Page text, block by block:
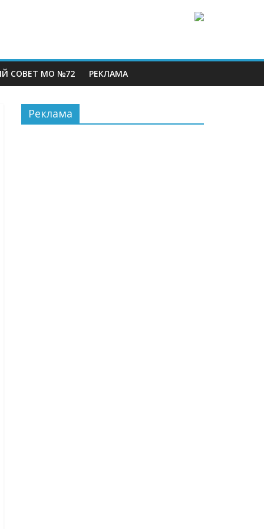
СОВЕТ МО №72 РЕКЛАМА
Реклама